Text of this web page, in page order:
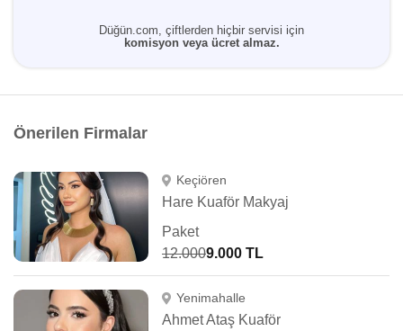
Düğün.com, çiftlerden hiçbir servisi için
komisyon veya ücret almaz.
Önerilen Firmalar
Keçiören
Hare Kuaför Makyaj
Paket
12.0009.000 TL
Yenimahalle
Ahmet Ataş Kuaför